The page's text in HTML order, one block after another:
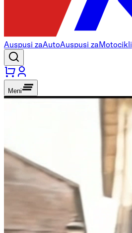
Auspusi zaAutoAuspusi zaMotocikli
Meni